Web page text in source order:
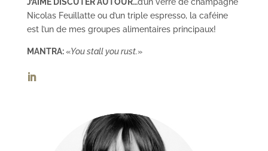
J’AIME DISCUTER AUTOUR…d’un verre de champagne
Nicolas Feuillatte ou d’un triple espresso, la caféine
est l’un de mes groupes alimentaires principaux!
MANTRA:«You stall you rust.»